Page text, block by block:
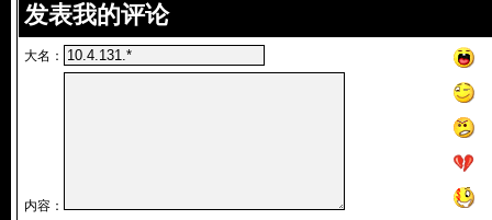
发表我的评论
大名：
内容：